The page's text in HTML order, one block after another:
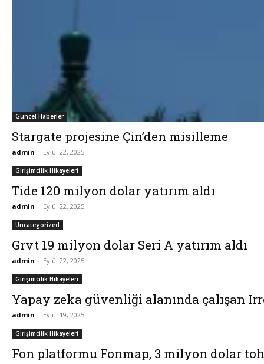
Güncel Haberler
Stargate projesine Çin’den misilleme
admin - Eylül 22, 2025
Girişimcilik Hikayeleri
Tide 120 milyon dolar yatırım aldı
admin - Eylül 22, 2025
Uncategorized
Grvt 19 milyon dolar Seri A yatırım aldı
admin - Eylül 22, 2025
Girişimcilik Hikayeleri
Yapay zeka güvenliği alanında çalışan
admin - Eylül 19, 2025
Girişimcilik Hikayeleri
Fon platformu Fonmap, 3 milyon dolar